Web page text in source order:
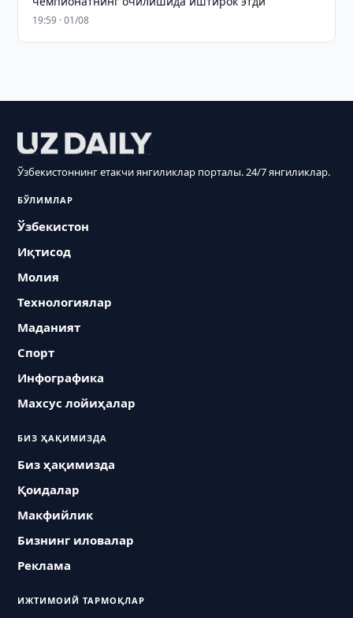
19:59 · 01/08
Ўзбекистоннинг етакчи янгиликлар порталы. 24/7 янгиликлар.
БЎЛИМЛАР
Ўзбекистон
Иқтисод
Молия
Технологиялар
Маданият
Спорт
Инфографика
Махсус лойиҳалар
БИЗ ҲАҚИМИЗДА
Биз ҳақимизда
Қоидалар
Макфийлик
Бизнинг иловалар
Реклама
ИЖТИМОИЙ ТАРМОҚЛАР